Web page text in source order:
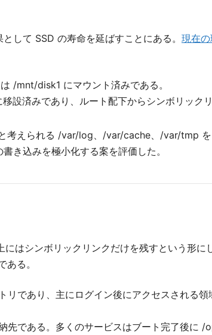
して SSD の寿命を延ばすことにある。 現在
/mnt/disk1 にマウント済みである。
設済みであり、ルート配下からシンボリックリ
考えられる /var/log、/var/cache、/var/tmp
き込みを極小化する案を評価した。
はシンボリックリンクだけを残すという形に
る。
リであり、主にログイン後にアクセスされる
先である。多くのサービスはブート完了後に